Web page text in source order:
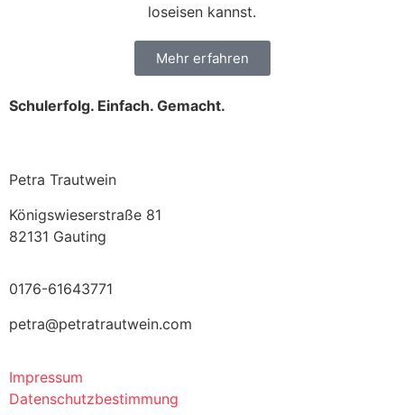
loseisen kannst.
Mehr erfahren
Schulerfolg. Einfach. Gemacht.
Petra Trautwein
Königswieserstraße 81
82131 Gauting
0176-61643771
petra@petratrautwein.com
Impressum
Datenschutzbestimmung